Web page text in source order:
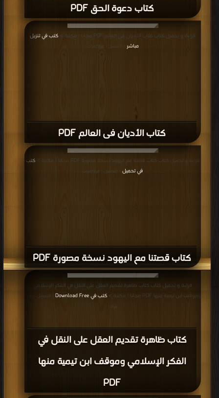
كتاب دعوة الحق PDF
كتاب الأديان فى العالم PDF
قراءة و تحميل كتاب كتاب الأديان فى العالم PDF مجانا | مكتبة >
كتب في تنزيل
مباشر | التحميل : مرة/مرات
كتاب قصتنا مع اليهود نسخة مصورة PDF
قراءة و تحميل كتاب كتاب قصتنا مع اليهود نسخة مصورة PDF مجانا | مكتبة >
كتب
في تحميل
| التحميل : مرة/مرات
كتاب ظاهرة تقديم العقل على النقل في
الفكر الإسلامي وموقف ابن تيمية منها
PDF
قراءة و تحميل كتاب كتاب ظاهرة تقديم العقل على النقل في الفكر الإسلامي
وموقف ابن تيمية منها PDF مجانا | مكتبة >
كتب في Download Free
| التحميل : مرة/
مرات